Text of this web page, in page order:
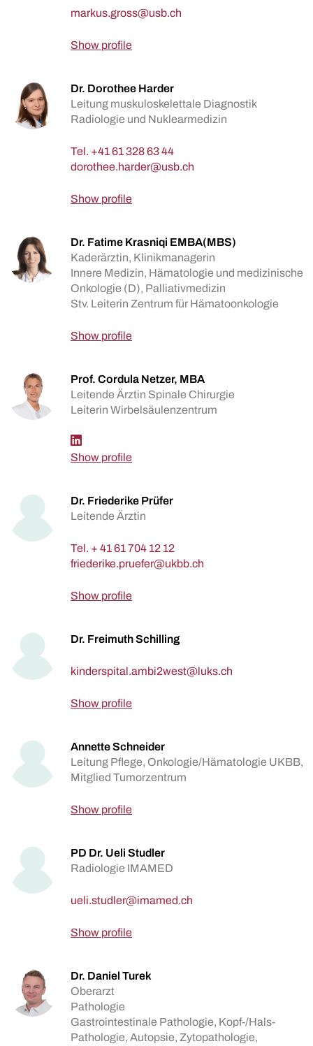
Show profile
Dr. Dorothee Harder
Leitung muskuloskelettale Diagnostik
Radiologie und Nuklearmedizin
Tel. +41 61 328 63 44
Show profile
Dr. Fatime Krasniqi EMBA(MBS)
Kaderärztin, Klinikmanagerin
Innere Medizin, Hämatologie und medizinische
Onkologie (D), Palliativmedizin
Stv. Leiterin Zentrum für Hämatoonkologie
Show profile
Prof. Cordula Netzer, MBA
Leitende Ärztin Spinale Chirurgie
Leiterin Wirbelsäulenzentrum
Show profile
Dr. Friederike Prüfer
Leitende Ärztin
Tel. + 41 61 704 12 12
Show profile
Dr. Freimuth Schilling
Show profile
Annette Schneider
Leitung Pflege, Onkologie/Hämatologie UKBB,
Mitglied Tumorzentrum
Show profile
PD Dr. Ueli Studler
Radiologie IMAMED
Show profile
Dr. Daniel Turek
Oberarzt
Pathologie
Gastrointestinale Pathologie, Kopf-/Hals-
Pathologie, Autopsie, Zytopathologie,